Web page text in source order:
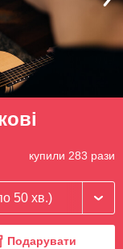
купили 283 рази
50 хв.)
Подарувати